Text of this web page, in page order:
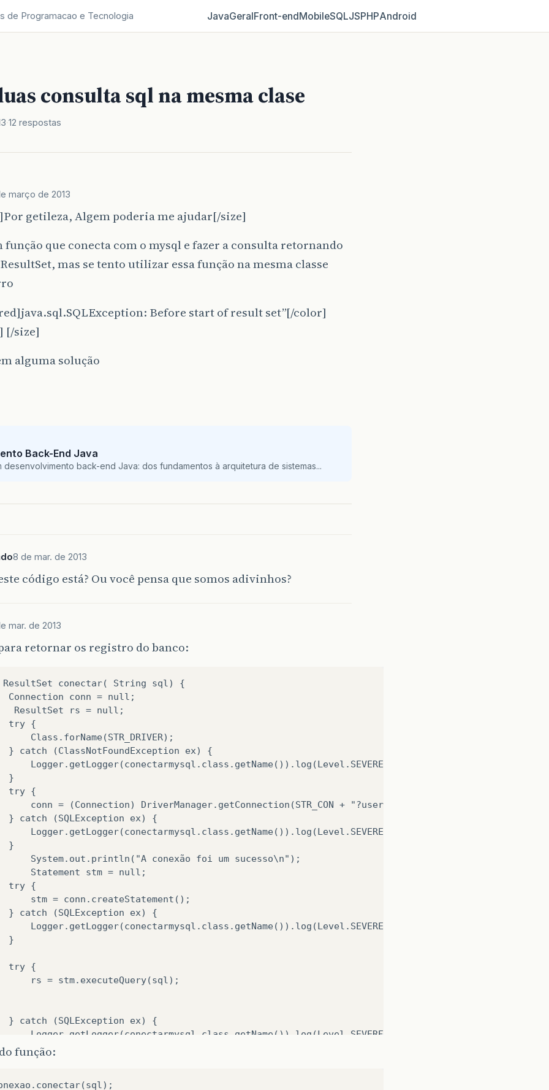
de Programacao e Tecnologia JavaGeralFront‑endMobileSQLJSPHPAndroid
consulta sql na mesma clase
12 respostas
março de 2013
getileza, Algem poderia me ajudar[/size]
função que conecta com o mysql e fazer a consulta retornando
mas se tento utilizar essa função na mesma classe
Before start of result set”[/color]
[/size]
alguma solução
Back-End Java
desenvolvimento back-end Java: dos fundamentos à arquitetura de sistemas...
8 de mar. de 2013
código está? Ou você pensa que somos adivinhos?
mar. de 2013
retornar os registro do banco:
conectar( String sql) {
Connection conn = null;
ResultSet rs = null;
try {
Class.forName(STR_DRIVER);
} catch (ClassNotFoundException ex) {
Logger.getLogger(conectarmysql.class.getName()).log(Level.SEVERE, null, ex);
}
try {
conn = (Connection) DriverManager.getConnection(STR_CON + "?user=" + USER + "&password=" +
} catch (SQLException ex) {
Logger.getLogger(conectarmysql.class.getName()).log(Level.SEVERE, null, ex);
}
System.out.println("A conexão foi um sucesso\n");
Statement stm = null;
try {
stm = conn.createStatement();
} catch (SQLException ex) {
Logger.getLogger(conectarmysql.class.getName()).log(Level.SEVERE, null, ex);
}
try {
rs = stm.executeQuery(sql);
} catch (SQLException ex) {
Logger.getLogger(conectarmysql.class.getName()).log(Level.SEVERE, null, ex);
}
System.out.println("\n\nConsulta realizada com sucesso!!!\n");
função: